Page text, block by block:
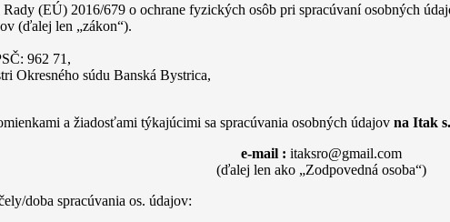
(EÚ) 2016/679 o ochrane fyzických osôb pri spracúvaní osobných
(ďalej len „zákon“).
962 71,
Okresného súdu Banská Bystrica,
a žiadosťami týkajúcimi sa spracúvania osobných údajov na Itak
e-mail : itaksro@gmail.com
(ďalej len ako „Zodpovedná osoba“)
doba spracúvania os. údajov: